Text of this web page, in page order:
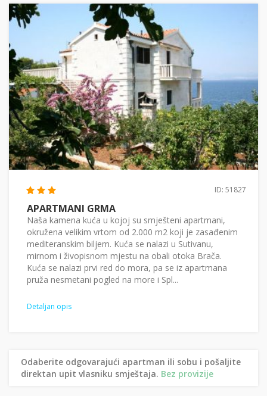
ID: 51827
APARTMANI GRMA
Naša kamena kuća u kojoj su smješteni apartmani,
okružena velikim vrtom od 2.000 m2 koji je zasađenim
mediteranskim biljem. Kuća se nalazi u Sutivanu,
mirnom i živopisnom mjestu na obali otoka Brača.
Kuća se nalazi prvi red do mora, pa se iz apartmana
pruža nesmetani pogled na more i Spl...
Detaljan opis
Odaberite odgovarajući apartman ili sobu i pošaljite
direktan upit vlasniku smještaja. Bez provizije